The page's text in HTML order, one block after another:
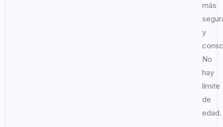
más
y
No
hay
límite
de
edad.